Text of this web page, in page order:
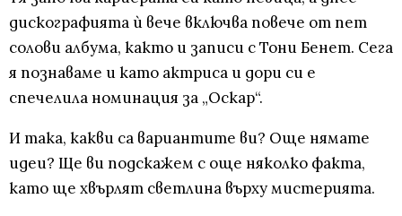
дискографията ѝ вече включва повече от пет
солови албума, както и записи с Тони Бенет. Сега
я познаваме и като актриса и дори си е
спечелила номинация за „Оскар“.
И така, какви са вариантите ви? Още нямате
идеи? Ще ви подскажем с още няколко факта,
като ще хвърлят светлина върху мистерията.